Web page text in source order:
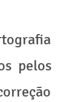
pelos